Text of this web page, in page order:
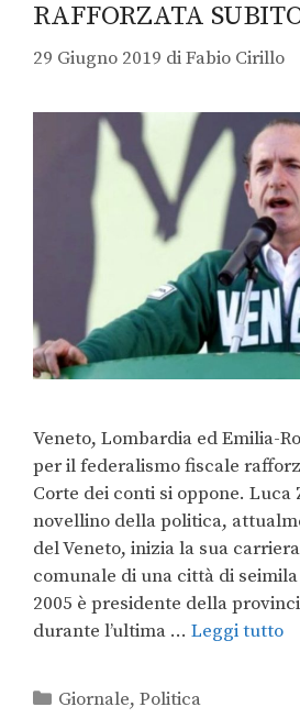
RAFFORZATA
29 Giugno 2019 diFabio Cirillo
Veneto, Lombardia ed Emilia-
per il federalismo fiscale
Corte dei conti si oppone. Luca
novellino della politica,
del Veneto, inizia la sua
comunale di una città di
2005 è presidente della
durante l’ultima … Leggi tutto
Giornale,Politica